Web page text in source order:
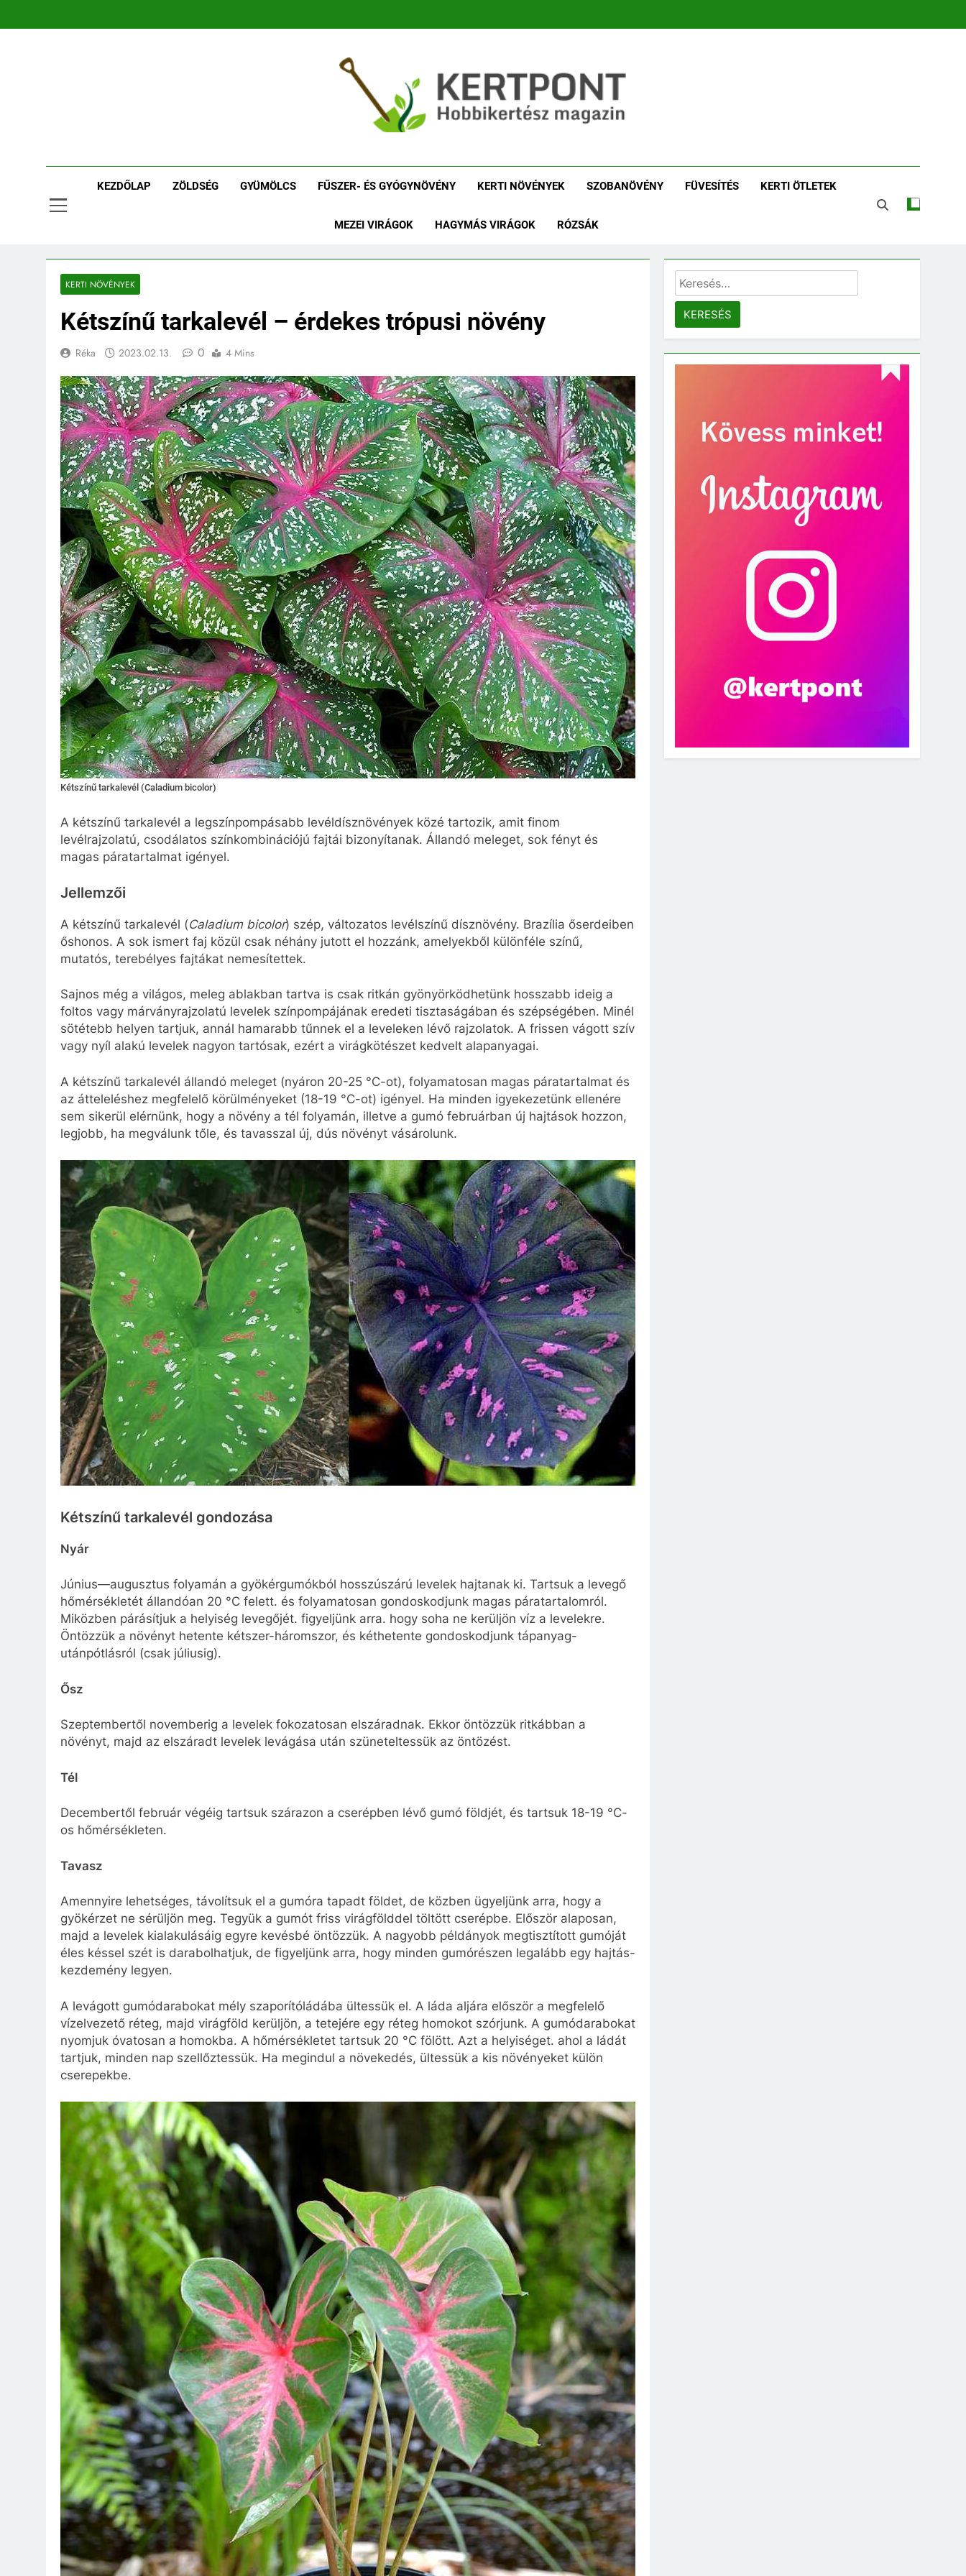
Növényhatározó
KEZDŐLAP ZÖLDSÉG GYÜMÖLCS FŰSZER- ÉS GYÓGYNÖVÉNY KERTI NÖVÉNYEK SZOBANÖVÉNY FÜVESÍTÉS KERTI ÖTLETEK
MEZEI VIRÁGOK HAGYMÁS VIRÁGOK RÓZSÁK
KERTI NÖVÉNYEK
Kétszínű tarkalevél – érdekes trópusi növény
Réka 2023.02.13. 0 4 Mins
Kétszínű tarkalevél (Caladium bicolor)
A kétszínű tarkalevél a legszínpompásabb levéldísznövények közé tartozik, amit finom
levélrajzolatú, csodálatos színkombinációjú fajtái bizonyítanak. Állandó meleget, sok fényt és
magas páratartalmat igényel.
Jellemzői
A kétszínű tarkalevél (Caladium bicolor) szép, változatos levélszínű dísznövény. Brazília őserdeiben
őshonos. A sok ismert faj közül csak néhány jutott el hozzánk, amelyekből különféle színű,
mutatós, terebélyes fajtákat nemesítettek.
Sajnos még a világos, meleg ablakban tartva is csak ritkán gyönyörködhetünk hosszabb ideig a
foltos vagy márványrajzolatú levelek színpompájának eredeti tisztaságában és szépségében. Minél
sötétebb helyen tartjuk, annál hamarabb tűnnek el a leveleken lévő rajzolatok. A frissen vágott szív
vagy nyíl alakú levelek nagyon tartósak, ezért a virágkötészet kedvelt alapanyagai.
A kétszínű tarkalevél állandó meleget (nyáron 20-25 °C-ot), folyamatosan magas páratartalmat és
az átteleléshez megfelelő körülményeket (18-19 °C-ot) igényel. Ha minden igyekezetünk ellenére
sem sikerül elérnünk, hogy a növény a tél folyamán, illetve a gumó februárban új hajtások hozzon,
legjobb, ha megválunk tőle, és tavasszal új, dús növényt vásárolunk.
Kétszínű tarkalevél gondozása
Nyár
Június—augusztus folyamán a gyökérgumókból hosszúszárú levelek hajtanak ki. Tartsuk a levegő
hőmérsékletét állandóan 20 °C felett. és folyamatosan gondoskodjunk magas páratartalomról.
Miközben párásítjuk a helyiség levegőjét. figyeljünk arra. hogy soha ne kerüljön víz a levelekre.
Öntözzük a növényt hetente kétszer-háromszor, és kéthetente gondoskodjunk tápanyag-
utánpótlásról (csak júliusig).
Ősz
Szeptembertől novemberig a levelek fokozatosan elszáradnak. Ekkor öntözzük ritkábban a
növényt, majd az elszáradt levelek levágása után szüneteltessük az öntözést.
Tél
Decembertől február végéig tartsuk szárazon a cserépben lévő gumó földjét, és tartsuk 18-19 °C-
os hőmérsékleten.
Tavasz
Amennyire lehetséges, távolítsuk el a gumóra tapadt földet, de közben ügyeljünk arra, hogy a
gyökérzet ne sérüljön meg. Tegyük a gumót friss virágfölddel töltött cserépbe. Először alaposan,
majd a levelek kialakulásáig egyre kevésbé öntözzük. A nagyobb példányok megtisztított gumóját
éles késsel szét is darabolhatjuk, de figyeljünk arra, hogy minden gumórészen legalább egy hajtás-
kezdemény legyen.
A levágott gumódarabokat mély szaporítóládába ültessük el. A láda aljára először a megfelelő
vízelvezető réteg, majd virágföld kerüljön, a tetejére egy réteg homokot szórjunk. A gumódarabokat
nyomjuk óvatosan a homokba. A hőmérsékletet tartsuk 20 °C fölött. Azt a helyiséget. ahol a ládát
tartjuk, minden nap szellőztessük. Ha megindul a növekedés, ültessük a kis növényeket külön
cserepekbe.
Keresés: